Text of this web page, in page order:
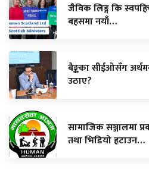
जैविक लिङ्ग कि
बहसमा नयाँ…
बैङ्कका सीईओसँग
उठाए?
सामाजिक सञ्जालमा
तथा भिडियो हटाउन…